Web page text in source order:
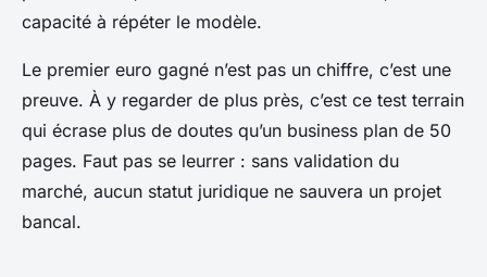
capacité à répéter le modèle.
Le premier euro gagné n’est pas un chiffre, c’est une
preuve. À y regarder de plus près, c’est ce test terrain
qui écrase plus de doutes qu’un business plan de 50
pages. Faut pas se leurrer : sans validation du
marché, aucun statut juridique ne sauvera un projet
bancal.